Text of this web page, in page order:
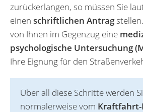
zurückerlangen, so müssen Sie
einen schriftlichen Antrag
von Ihnen im Gegenzug eine
psychologische Untersuchung
Ihre Eignung für den
Über all diese Schritte werden
normalerweise vom